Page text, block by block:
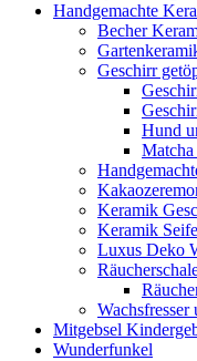
Handgemachte
Becher
Geschirr
Hund
Matcha
Keramik
Keramik
Luxus Deko
Wachsfresser
Mitgebsel
Wunderfunkel